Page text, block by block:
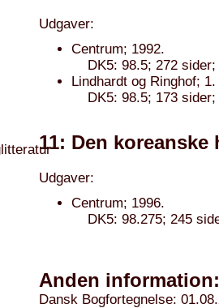
Udgaver:
Centrum; 1992.
DK5: 98.5; 272 sider;
Lindhardt og Ringhof;
DK5: 98.5; 173
11: Den koreanske
Udgaver:
Centrum; 1996.
DK5: 98.275; 245
Anden information:
Dansk Bogfortegnelse: